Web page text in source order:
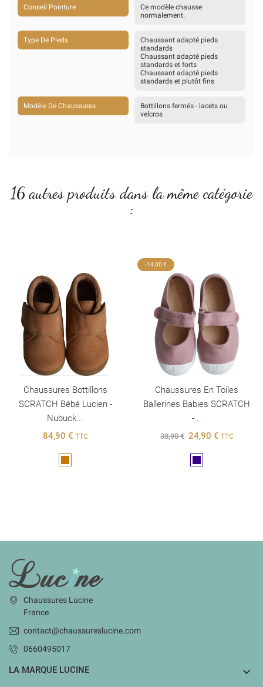
Conseil Pointure
Ce modèle chausse
normalement.
Type De Pieds
Chaussant adapté pieds
standards
Chaussant adapté pieds
standards et forts
Chaussant adapté pieds
standards et plutôt fins
Modèle De Chaussures
Bottillons fermés - lacets ou
velcros
16 autres produits dans la même catégorie
:
Chaussures Bottillons
SCRATCH Bébé Lucien -
Nubuck...
84,90 € TTC
-14,00 €
Chaussures En Toiles
Ballerines Babies SCRATCH
-...
38,90 € 24,90 € TTC
INFORMATIONS
Chaussures Lucine
France
contact@chaussureslucine.com
0660495017
LA MARQUE LUCINE 